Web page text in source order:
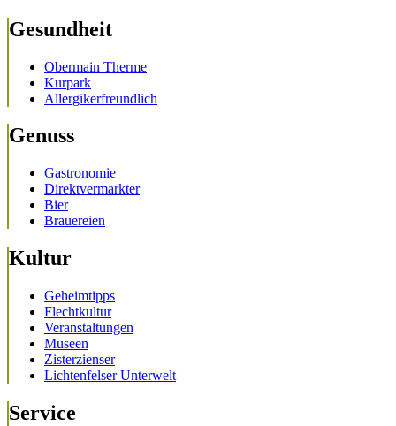
Gesundheit
Obermain Therme
Kurpark
Allergikerfreundlich
Genuss
Gastronomie
Direktvermarkter
Bier
Brauereien
Kultur
Geheimtipps
Flechtkultur
Veranstaltungen
Museen
Zisterzienser
Lichtenfelser Unterwelt
Service